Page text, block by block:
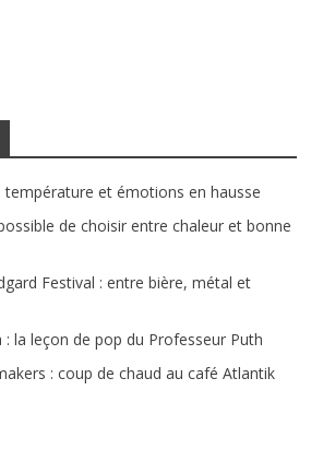
température et émotions en hausse
de choisir entre chaleur et bonne
Festival : entre bière, métal et
: la leçon de pop du Professeur Puth
: coup de chaud au café Atlantik